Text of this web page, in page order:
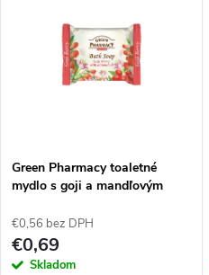
o
v
v
Green Pharmacy toaletné
mydlo s goji a mandľovým
€0,56 bez DPH
€0,69
Skladom